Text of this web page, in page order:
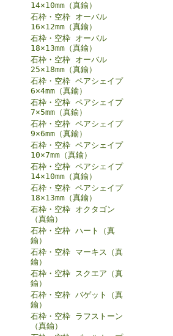
14×10mm（真鍮）
石枠・空枠 オーバル
16×12mm（真鍮）
石枠・空枠 オーバル
18×13mm（真鍮）
石枠・空枠 オーバル
25×18mm（真鍮）
石枠・空枠 ペアシェイプ
6×4mm（真鍮）
石枠・空枠 ペアシェイプ
7×5mm（真鍮）
石枠・空枠 ペアシェイプ
9×6mm（真鍮）
石枠・空枠 ペアシェイプ
10×7mm（真鍮）
石枠・空枠 ペアシェイプ
14×10mm（真鍮）
石枠・空枠 ペアシェイプ
18×13mm（真鍮）
石枠・空枠 オクタゴン
（真鍮）
石枠・空枠 ハート（真
鍮）
石枠・空枠 マーキス（真
鍮）
石枠・空枠 スクエア（真
鍮）
石枠・空枠 バゲット（真
鍮）
石枠・空枠 ラフストーン
（真鍮）